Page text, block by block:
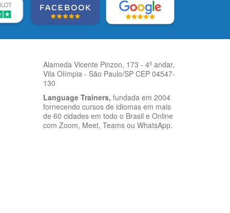
Alameda Vicente Pinzon, 173 - 4º andar,
Vila Olímpia - São Paulo/SP CEP 04547-
130
Language Trainers, fundada em 2004
fornecendo cursos de idiomas em mais
de 60 cidades em todo o Brasil e Online
com Zoom, Meet, Teams ou WhatsApp.